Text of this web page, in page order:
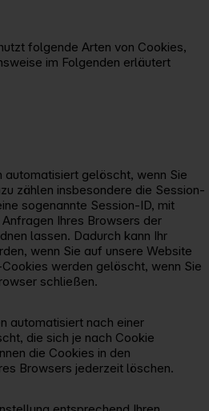
folgende Arten von Cookies,
im Folgenden erläutert
automatisiert gelöscht, wenn Sie
zählen insbesondere die Session-
sogenannte Session-ID, mit
Ihres Browsers der
lassen. Dadurch kann Ihr
wenn Sie auf unsere Website
werden gelöscht, wenn Sie
schließen.
automatisiert nach einer
die sich je nach Cookie
die Cookies in den
Browsers jederzeit löschen.